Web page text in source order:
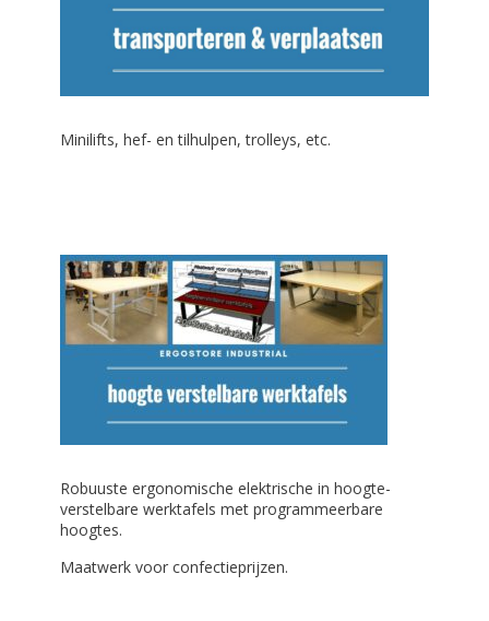
Minilifts, hef- en tilhulpen, trolleys, etc.
Robuuste ergonomische elektrische in hoogte-
verstelbare werktafels met programmeerbare
hoogtes.
Maatwerk voor confectieprijzen.